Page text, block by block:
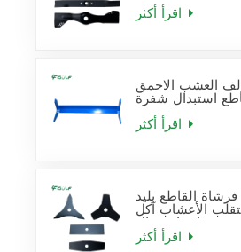
العشب الاحمق
استبدال شفرة
القاطع بليد
الأعشاب آكل
شفرات استبدال